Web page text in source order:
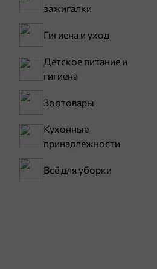
зажигалки
Гигиена и уход
Детское питание и
гигиена
Зоотовары
Кухонные
принадлежности
Всё для уборки